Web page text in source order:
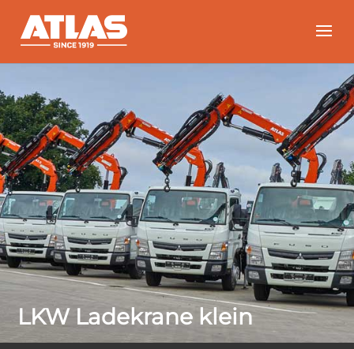
LKW Ladekrane klein